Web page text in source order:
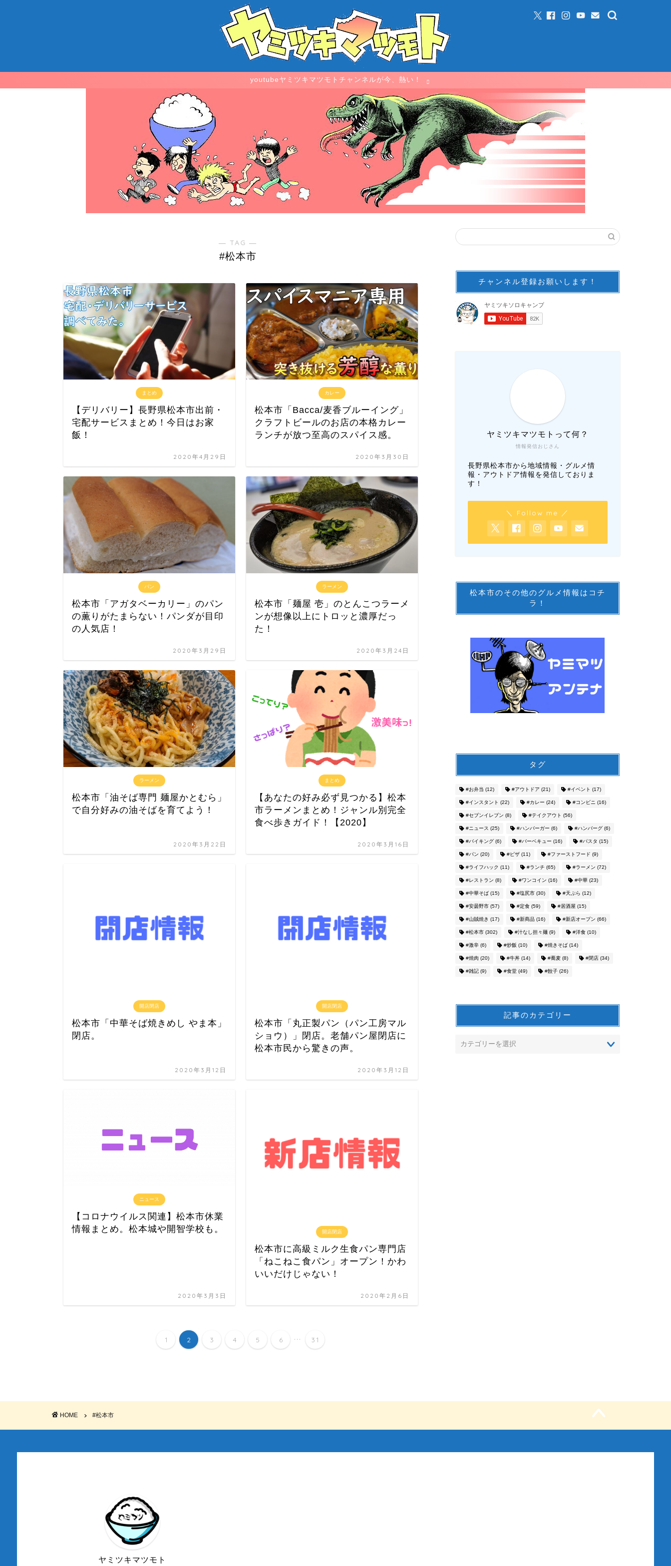
youtubeヤミツキマツモトチャンネルが今、熱い！
― TAG ―
#松本市
まとめ
【デリバリー】長野県松本市出前・
宅配サービスまとめ！今日はお家
飯！
2020年4月29日
カレー
松本市「Bacca/麦香ブルーイング」
クラフトビールのお店の本格カレー
ランチが放つ至高のスパイス感。
2020年3月30日
パン
松本市「アガタベーカリー」のパン
の薫りがたまらない！パンダが目印
の人気店！
2020年3月29日
ラーメン
松本市「麺屋 壱」のとんこつラーメ
ンが想像以上にトロッと濃厚だっ
た！
2020年3月24日
ラーメン
松本市「油そば専門 麺屋かとむら」
で自分好みの油そばを育てよう！
2020年3月22日
まとめ
【あなたの好み必ず見つかる】松本
市ラーメンまとめ！ジャンル別完全
食べ歩きガイド！【2020】
2020年3月16日
開店閉店
松本市「中華そば焼きめし やま本」
閉店。
2020年3月12日
開店閉店
松本市「丸正製パン（パン工房マル
ショウ）」閉店。老舗パン屋閉店に
松本市民から驚きの声。
2020年3月12日
ニュース
【コロナウイルス関連】松本市休業
情報まとめ。松本城や開智学校も。
2020年3月3日
開店閉店
松本市に高級ミルク生食パン専門店
「ねこねこ食パン」オープン！かわ
いいだけじゃない！
2020年2月6日
1 2 3 4 5 6 ... 31
チャンネル登録お願いします！
情報発信おじさん
ヤミツキマツモトって何？
長野県松本市から地域情報・グルメ情
報・アウトドア情報を発信しておりま
す！
＼ Follow me ／
松本市のその他のグルメ情報はコチ
ラ！
タグ
#お弁当 (12) #アウトドア (21) #イベント (17)
#インスタント (22) #カレー (24) #コンビニ (16)
#セブンイレブン (8) #テイクアウト (56)
#ニュース (25) #ハンバーガー (6) #ハンバーグ(6)
#バイキング(6) #バーベキュー (16) #パスタ (15)
#パン (20) #ピザ(11) #ファーストフード (9)
#ライフハック (11) #ランチ(65) #ラーメン (72)
#レストラン (8) #ワンコイン (16) #中華(23)
#中華そば(15) #塩尻市(30) #天ぷら (12)
#安曇野市(57) #定食(59) #居酒屋 (15)
#山賊焼き (17) #新商品(16) #新店オープン (66)
#松本市(302) #汁なし担々麺(9) #洋食(10)
#激辛(6) #炒飯 (10) #焼きそば(14)
#焼肉 (20) #牛丼(14) #蕎麦(8) #閉店(34)
#雑記(9) #食堂(49) #餃子(26)
記事のカテゴリー
HOME #松本市
ヤミツキマツモト